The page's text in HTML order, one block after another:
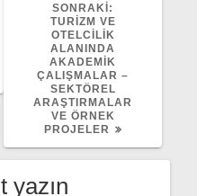
SONRAKI:
YAZI:
TURIZM VE
OTELCILIK
ALANINDA
AKADEMIK
ÇALIŞMALAR –
SEKTÖREL
ARAŞTIRMALAR
VE ÖRNEK
PROJELER
yazın